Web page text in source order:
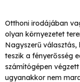
Otthoni irodájában
olyan környezetet
Nagyszerű választás,
teszik a fényerősség
számítógépen
ugyanakkor nem